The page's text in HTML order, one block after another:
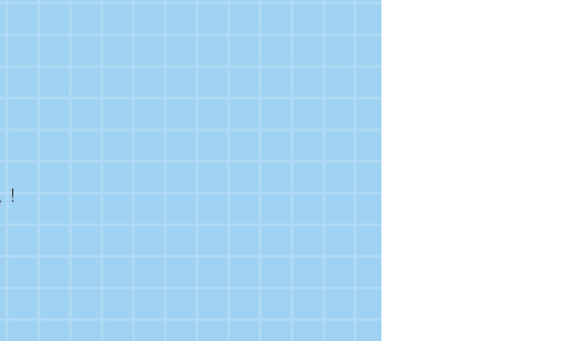
グラフ推論チャレンジ【実社会版】2022
詳細は、応募要領をご覧ください。